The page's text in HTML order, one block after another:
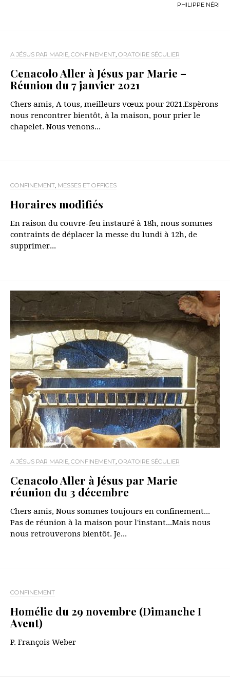
PHILIPPE NÉRI
A JÉSUS PAR MARIE, CONFINEMENT, ORATOIRE SÉCULIER
Cenacolo Aller à Jésus par Marie –
Réunion du 7 janvier 2021
Chers amis, A tous, meilleurs vœux pour 2021.Espèrons
nous rencontrer bientôt, à la maison, pour prier le
chapelet. Nous venons...
CONFINEMENT, MESSES ET OFFICES
Horaires modifiés
En raison du couvre-feu instauré à 18h, nous sommes
contraints de déplacer la messe du lundi à 12h, de
supprimer...
A JÉSUS PAR MARIE, CONFINEMENT, ORATOIRE SÉCULIER
Cenacolo Aller à Jésus par Marie
réunion du 3 décembre
Chers amis, Nous sommes toujours en confinement...
Pas de réunion à la maison pour l'instant...Mais nous
nous retrouverons bientôt. Je...
CONFINEMENT
Homélie du 29 novembre (Dimanche I
Avent)
P. François Weber